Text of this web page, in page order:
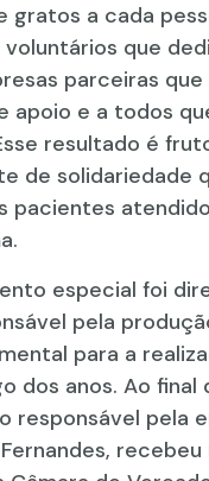
gratos a cada
que
parceiras
apoio e a todos
resultado é
de solidariedade
pacientes
especial foi
pela
para a
dos anos. Ao final
responsável pela
recebeu